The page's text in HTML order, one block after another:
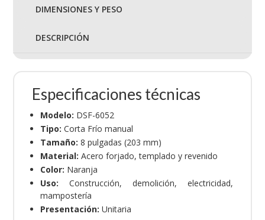
DIMENSIONES Y PESO
DESCRIPCIÓN
Especificaciones técnicas
Modelo: DSF-6052
Tipo: Corta Frío manual
Tamaño: 8 pulgadas (203 mm)
Material: Acero forjado, templado y revenido
Color: Naranja
Uso: Construcción, demolición, electricidad,
mampostería
Presentación: Unitaria